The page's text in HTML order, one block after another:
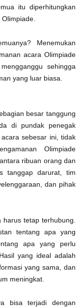
itu diperhitungkan
Menemukan
acara Olimpiade
sehingga
yang luar biasa.
besar tanggung
di pundak penegak
sebesar ini, tidak
Olimpiade
ribuan orang dan
tanggap darurat, tim
dan pihak
tetap terhubung.
tentang apa yang
apa yang perlu
yang ideal adalah
yang sama, dan
meningkat.
bisa terjadi dengan